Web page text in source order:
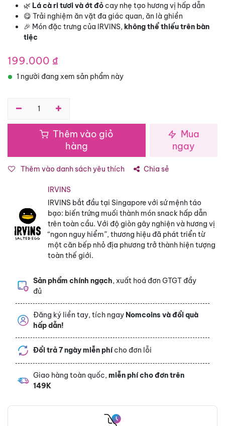
🌿 Lá cà ri tươi và ớt đỏ cay nhẹ tạo hương vị hấp dẫn
😋 Trải nghiệm ăn vặt đa giác quan, ăn là ghiền
🎉 Món đặc trưng của IRVINS, không thể thiếu trên bàn
tiệc
199.000 ₫
1 người đang xem sản phẩm này
Thêm vào giỏ
hàng
Mua
ngay
Thêm vào danh sách yêu thích Chia sẻ
IRVINS
IRVINS bắt đầu tại Singapore với sứ mệnh táo
bạo: biến trứng muối thành món snack hấp dẫn
trên toàn cầu. Với độ giòn gây nghiện và hương vị
“ngon nguy hiểm”, thương hiệu đã phát triển từ
một căn bếp nhỏ địa phương trở thành hiện tượng
toàn thế giới.
Sản phẩm chính ngạch, xuất hoá đơn GTGT đầy
đủ
Đăng ký liền tay, tích ngay Nomcoins và đổi quà
hấp dẫn!
Đổi trả 7 ngày miễn phícho đơn lỗi
Giao hàng toàn quốc,miễn phí cho đơn trên
149K